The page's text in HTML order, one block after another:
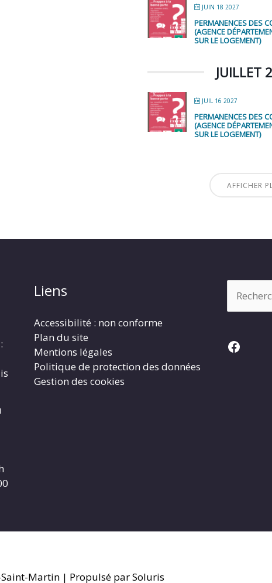
JUIN 18 2027
PERMANENCES DES
(AGENCE
SUR LE LOGEMENT)
JUILLET
JUIL 16 2027
PERMANENCES DES
(AGENCE
SUR LE LOGEMENT)
AFFICHER
Liens
Accessibilité : non conforme
Plan du site
Mentions légales
Politique de protection des données
Gestion des cookies
Martin| Propulsé par Soluris